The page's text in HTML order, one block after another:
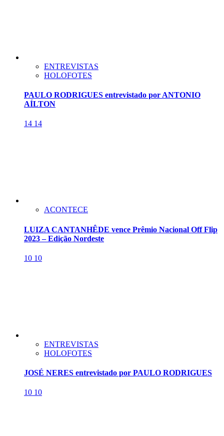
ENTREVISTAS
HOLOFOTES
PAULO RODRIGUES entrevistado por ANTONIO
AÍLTON
14 14
ACONTECE
LUIZA CANTANHÊDE vence Prêmio Nacional Off Flip
2023 – Edição Nordeste
10 10
ENTREVISTAS
HOLOFOTES
JOSÉ NERES entrevistado por PAULO RODRIGUES
10 10